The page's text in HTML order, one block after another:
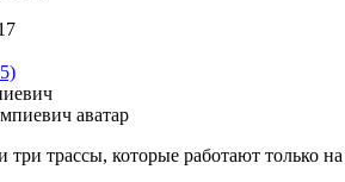
три трассы, которые работают только